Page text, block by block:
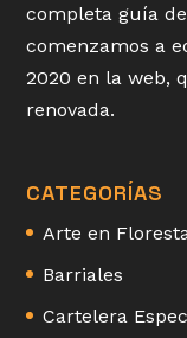
completa guía
comenzamos a
2020 en la web,
renovada.
CATEGORÍAS
Arte en
Barriales
Cartelera